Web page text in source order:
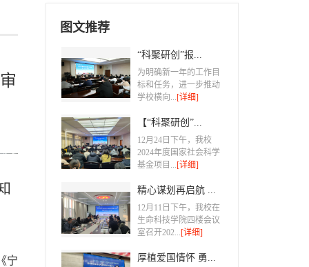
宁
图文推荐
“科聚研创”报...
为明确新一年的工作目
标和任务，进一步推动
学校横向...[详细]
【“科聚研创”...
​12月24日下午，我校
2024年度国家社会科学
基金项目...[详细]
精心谋划再启航 ...
12月11日下午，我校在
生命科技学院四楼会议
室召开202...[详细]
厚植爱国情怀 勇...